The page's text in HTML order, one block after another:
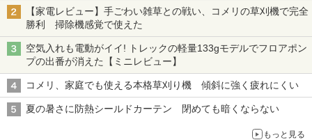
【家電レビュー】手ごわい雑草との戦い、コメリの草刈機で完全
勝利 掃除機感覚で使えた
空気入れも電動がイイ! トレックの軽量133gモデルでフロアポン
プの出番が消えた【ミニレビュー】
コメリ、家庭でも使える本格草刈り機 傾斜に強く疲れにくい
夏の暑さに防熱シールドカーテン 閉めても暗くならない
もっと見る